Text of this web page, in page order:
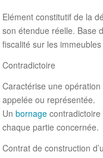
Elément constitutif de la
son étendue réelle. Base
fiscalité sur les
Contradictoire
Caractérise une
appelée ou représentée.
Un bornage contradictoire
chaque partie concernée.
Contrat de construction